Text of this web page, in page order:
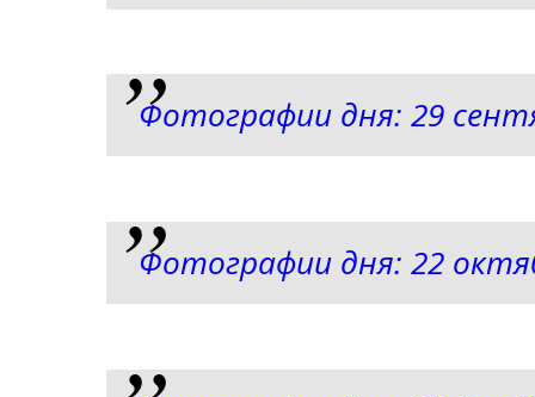
Фотографии дня: 29
Фотографии дня: 22